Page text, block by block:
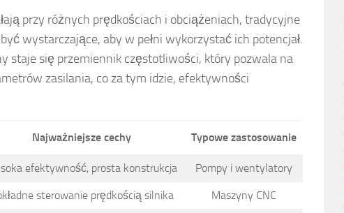
przy różnych prędkościach i obciążeniach, tradycyjne
wystarczające, aby w pełni wykorzystać ich potencjał.
staje się przemiennik częstotliwości, który pozwala na
zasilania, co za tym idzie, efektywności
Najważniejsze cechy Typowe zastosowanie
efektywność, prosta konstrukcja Pompy i wentylatory
sterowanie prędkością silnika Maszyny CNC